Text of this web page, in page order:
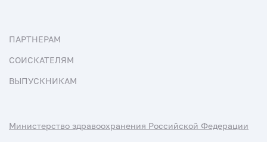
ПАРТНЕРАМ
СОИСКАТЕЛЯМ
ВЫПУСКНИКАМ
Министерство здравоохранения Российской Федерации